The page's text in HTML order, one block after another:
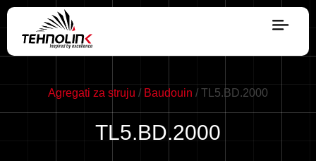
Serija A
Agregati za struju / Baudouin / TL5.BD.2000
TL5.BD.2000